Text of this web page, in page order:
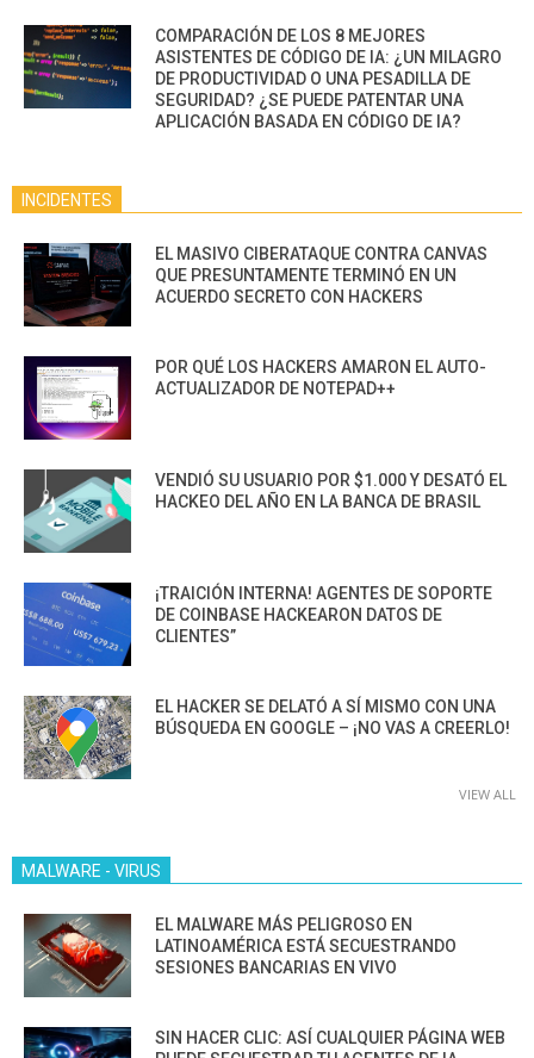
COMPARACIÓN DE LOS 8 MEJORES
ASISTENTES DE CÓDIGO DE IA: ¿UN MILAGRO
DE PRODUCTIVIDAD O UNA PESADILLA DE
SEGURIDAD? ¿SE PUEDE PATENTAR UNA
APLICACIÓN BASADA EN CÓDIGO DE IA?
INCIDENTES
EL MASIVO CIBERATAQUE CONTRA CANVAS
QUE PRESUNTAMENTE TERMINÓ EN UN
ACUERDO SECRETO CON HACKERS
POR QUÉ LOS HACKERS AMARON EL AUTO-
ACTUALIZADOR DE NOTEPAD++
VENDIÓ SU USUARIO POR $1.000 Y DESATÓ EL
HACKEO DEL AÑO EN LA BANCA DE BRASIL
¡TRAICIÓN INTERNA! AGENTES DE SOPORTE
DE COINBASE HACKEARON DATOS DE
CLIENTES”
EL HACKER SE DELATÓ A SÍ MISMO CON UNA
BÚSQUEDA EN GOOGLE – ¡NO VAS A CREERLO!
VIEW ALL
MALWARE - VIRUS
EL MALWARE MÁS PELIGROSO EN
LATINOAMÉRICA ESTÁ SECUESTRANDO
SESIONES BANCARIAS EN VIVO
SIN HACER CLIC: ASÍ CUALQUIER PÁGINA WEB